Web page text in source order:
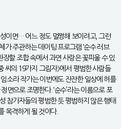
이면… 어느 정도 멀쩡해 보이려고, 그런
가 주관하는 데이팅 프로그램 ‘순수 러브
장할 조합 속에서 과연 사랑은 꽃피울 수 있
씨의 19가지 그림자》에서 평범한 사람들
소라 작가는 이번에도 잔잔한 일상에 허를
면으로 조명한다. ‘순수’라는 이름으로 포
참가자들의 평범한 듯 평범하지 않은 행태
목격하게 될 것이다.